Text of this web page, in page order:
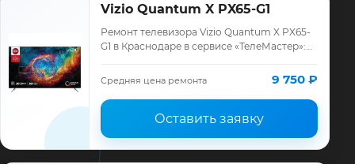
Vizio Quantum X PX65-G1
Ремонт телевизора Vizio Quantum X PX65-
G1 в Краснодаре в сервисе «ТелеМастер»:
ремонта, запчасти и гарантия до 12 месяц…
Средняя цена ремонта 9 750 ₽
Оставить заявку